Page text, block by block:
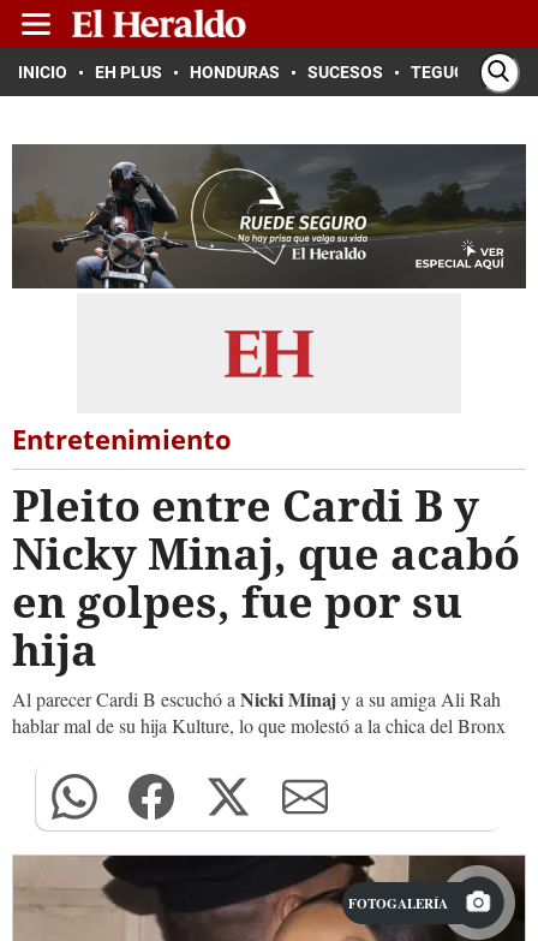
INICIO EH PLUS HONDURAS SUCESOS TEGUCIGALPA
Entretenimiento
Pleito entre Cardi B y
Nicky Minaj, que acabó
en golpes, fue por su
hija
Al parecer Cardi B escuchó a Nicki Minajy a su amiga Ali Rah
hablar mal de su hija Kulture, lo que molestó a la chica del Bronx
FOTOGALERÍA